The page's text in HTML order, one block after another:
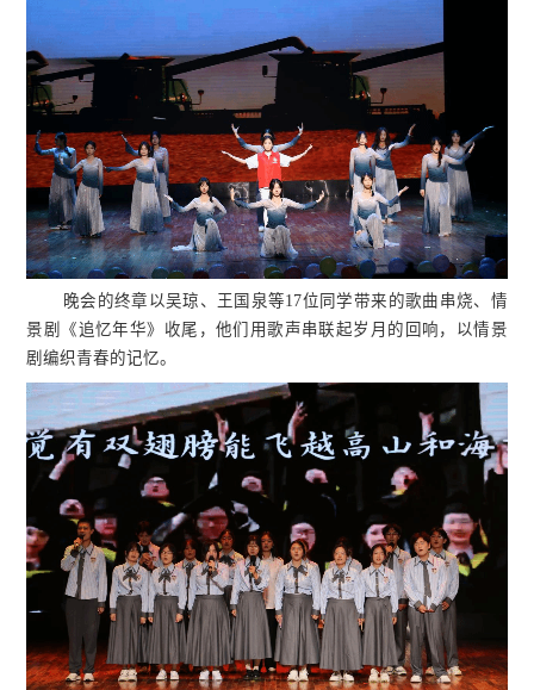
晚会的终章以吴琼、王国泉等17位同学带来的歌曲串烧、情
景剧《追忆年华》收尾，他们用歌声串联起岁月的回响，以情景
剧编织青春的记忆。